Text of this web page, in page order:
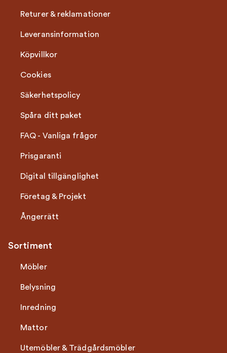
Returer & reklamationer
Leveransinformation
Köpvillkor
Cookies
Säkerhetspolicy
Spåra ditt paket
FAQ - Vanliga frågor
Prisgaranti
Digital tillgänglighet
Företag & Projekt
Ångerrätt
Sortiment
Möbler
Belysning
Inredning
Mattor
Utemöbler & Trädgårdsmöbler